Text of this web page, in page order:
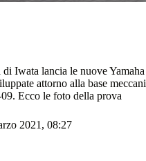
Iwata lancia le nuove
attorno alla base
Ecco le foto della prova
2021, 08:27